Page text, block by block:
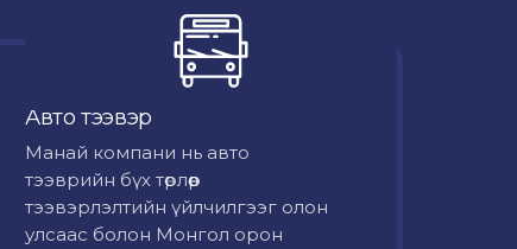
Авто тээвэр
Mанай компани нь авто
тээврийн бүх төрлөөр
тээвэрлэлтийн үйлчилгээг олон
улсаас болон Монгол орон